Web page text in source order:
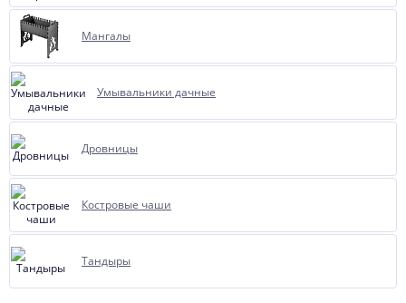
Мангалы
Умывальники дачные
Дровницы
Костровые чаши
Тандыры